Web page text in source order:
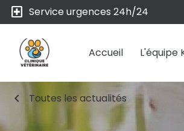
local_hospital Service urgences 24h/24
Accueil L'équipe
chevron_left Toutes les actualités